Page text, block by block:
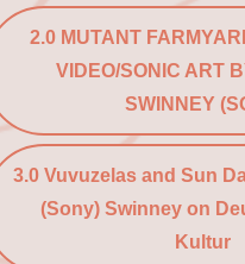
2.0 MUTANT
VIDEO/SONIC ART
SWINNEY
3.0 Vuvuzelas and Sun
(Sony) Swinney on
Kultur